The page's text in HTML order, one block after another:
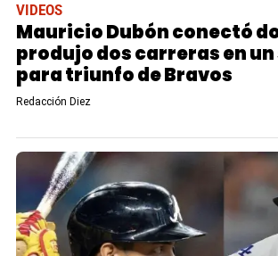
VIDEOS
Mauricio Dubón conectó
produjo dos carreras en
para triunfo de Bravos
Redacción Diez